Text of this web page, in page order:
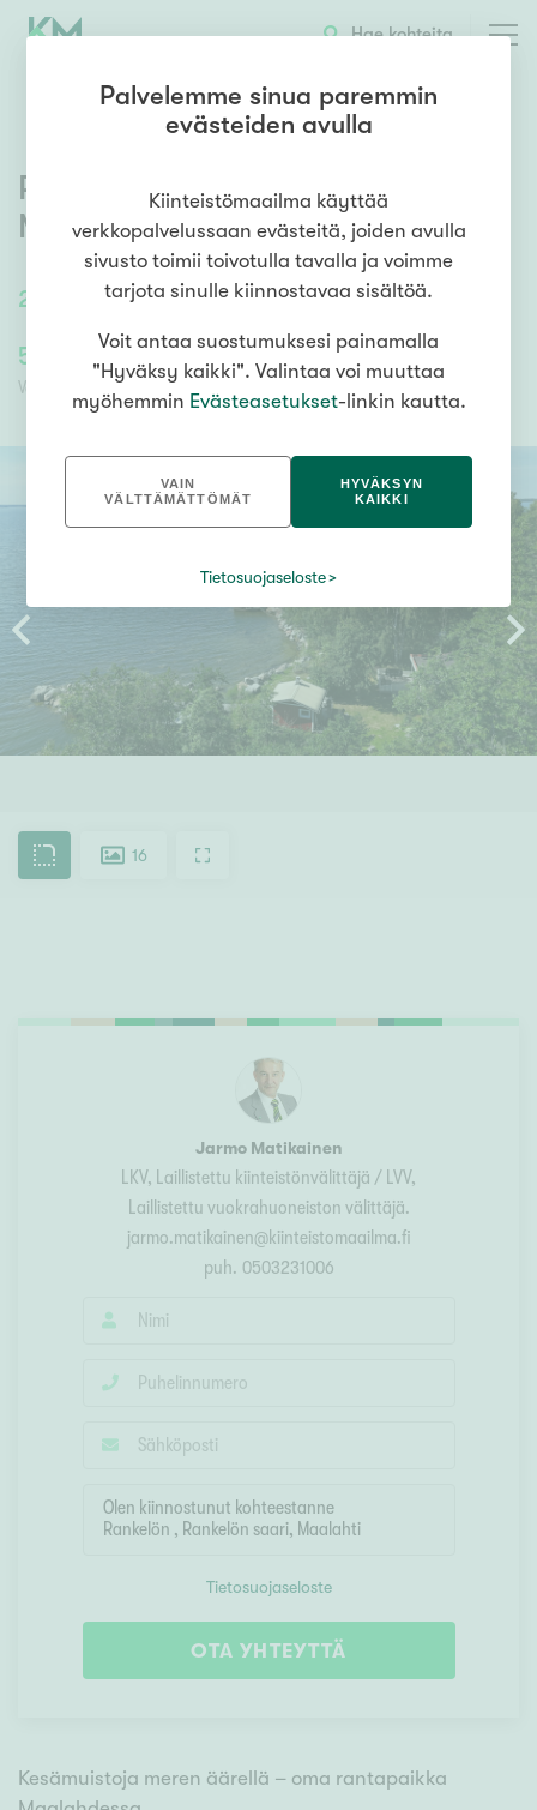
Hae kohteita
24 24m² 1h, k
Rankelön,Rankelön saari
Maalahti
58 800,00 €
Velaton hinta
58 800,00 €
16
Jarmo Matikainen
LKV, Laillistettu kiinteistönvälittäjä / LVV,
Laillistettu vuokrahuoneiston välittäjä.
jarmo.matikainen@kiinteistomaailma.fi
puh. 0503231006
Tietosuojaseloste
OTA YHTEYTTÄ
Kesämuistoja meren äärellä – oma rantapaikka
Palvelemme sinua paremmin
evästeiden avulla
Kiinteistömaailma käyttää
verkkopalvelussaan evästeitä, joiden avulla
sivusto toimii toivotulla tavalla ja voimme
tarjota sinulle kiinnostavaa sisältöä.
Voit antaa suostumuksesi painamalla
"Hyväksy kaikki". Valintaa voi muuttaa
myöhemmin Evästeasetukset-linkin kautta.
VAIN
VÄLTTÄMÄTTÖMÄT
HYVÄKSYN
KAIKKI
Tietosuojaseloste